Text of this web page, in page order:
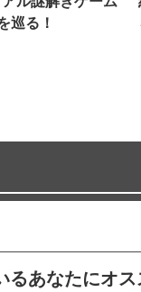
巡る！
るあなたにオス